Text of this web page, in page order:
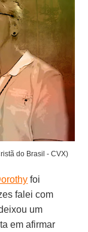
do Brasil - CVX)
foi
falei com
um
em afirmar